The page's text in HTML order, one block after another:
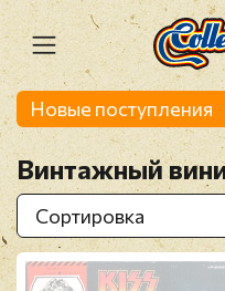
Новые поступления
Винтажный